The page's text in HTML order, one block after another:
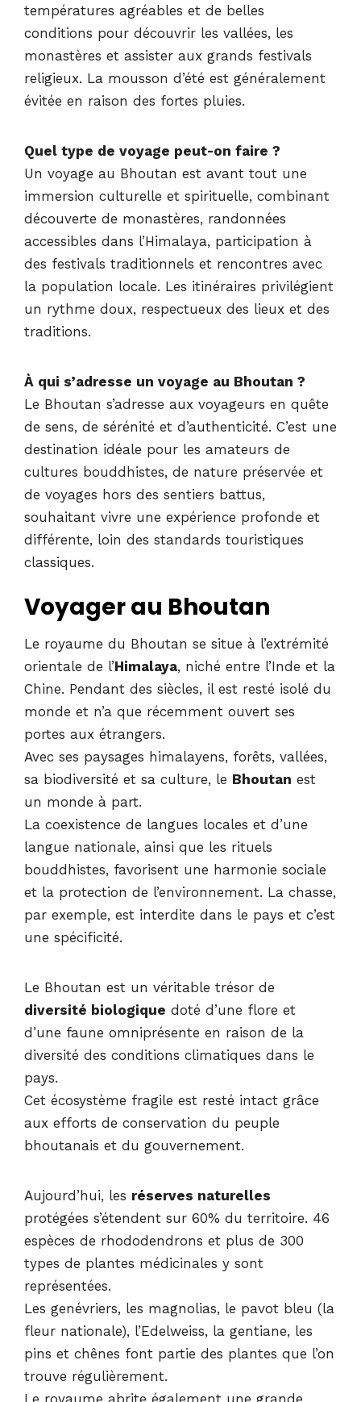
températures agréables et de belles
conditions pour découvrir les vallées, les
monastères et assister aux grands festivals
religieux. La mousson d’été est généralement
évitée en raison des fortes pluies.
Quel type de voyage peut-on faire ?
Un voyage au Bhoutan est avant tout une
immersion culturelle et spirituelle, combinant
découverte de monastères, randonnées
accessibles dans l’Himalaya, participation à
des festivals traditionnels et rencontres avec
la population locale. Les itinéraires privilégient
un rythme doux, respectueux des lieux et des
traditions.
À qui s’adresse un voyage au Bhoutan ?
Le Bhoutan s’adresse aux voyageurs en quête
de sens, de sérénité et d’authenticité. C’est une
destination idéale pour les amateurs de
cultures bouddhistes, de nature préservée et
de voyages hors des sentiers battus,
souhaitant vivre une expérience profonde et
différente, loin des standards touristiques
classiques.
Voyager au Bhoutan
Le royaume du Bhoutan se situe à l’extrémité
orientale de l’Himalaya, niché entre l’Inde et la
Chine. Pendant des siècles, il est resté isolé du
monde et n’a que récemment ouvert ses
portes aux étrangers.
Avec ses paysages himalayens, forêts, vallées,
sa biodiversité et sa culture, le Bhoutan est
un monde à part.
La coexistence de langues locales et d’une
langue nationale, ainsi que les rituels
bouddhistes, favorisent une harmonie sociale
et la protection de l’environnement. La chasse,
par exemple, est interdite dans le pays et c’est
une spécificité.
Le Bhoutan est un véritable trésor de
diversité biologique doté d’une flore et
d’une faune omniprésente en raison de la
diversité des conditions climatiques dans le
pays.
Cet écosystème fragile est resté intact grâce
aux efforts de conservation du peuple
bhoutanais et du gouvernement.
Aujourd’hui, les réserves naturelles
protégées s’étendent sur 60% du territoire. 46
espèces de rhododendrons et plus de 300
types de plantes médicinales y sont
représentées.
Les genévriers, les magnolias, le pavot bleu (la
fleur nationale), l’Edelweiss, la gentiane, les
pins et chênes font partie des plantes que l’on
trouve régulièrement.
Le royaume abrite également une grande